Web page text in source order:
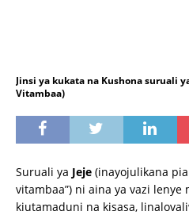
Jinsi ya kukata na Kushona suruali
Vitambaa)
Suruali ya Jeje (inayojulikana
vitambaa”) ni aina ya vazi lenye
kiutamaduni na kisasa,